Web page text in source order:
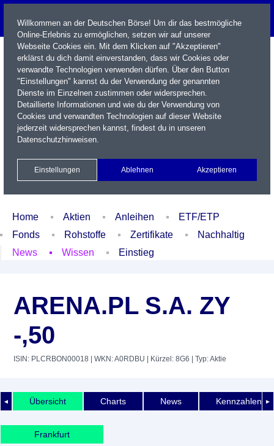
Name / WKN / ISIN / Kürzel
Xetra Realtime
Watchlist Portfolio Login
Home Aktien Anleihen
ETF/ETP
Fonds
Rohstoffe Zertifikate
Nachhaltig
News
Wissen Einstieg
ARENA.PL S.A. ZY
-,50
ISIN: PLCRBON00018 | WKN: A0RDBU | Kürzel: 8G6 | Typ: Aktie
◄ ►
Übersicht Charts News Kennzahlen
Frankfurt
Willkommen an der Deutschen Börse! Um dir das bestmögliche
Online-Erlebnis zu ermöglichen, setzen wir auf unserer
Webseite Cookies ein. Mit dem Klicken auf "Akzeptieren"
erklärst du dich damit einverstanden, dass wir Cookies oder
verwandte Technologien verwenden dürfen. Über den Button
"Einstellungen" kannst du der Verwendung der genannten
Dienste im Einzelnen zustimmen oder widersprechen.
Detaillierte Informationen und wie du der Verwendung von
Cookies und verwandten Technologien auf dieser Website
jederzeit widersprechen kannst, findest du in unseren
Datenschutzhinweisen.
Einstellungen Ablehnen Akzeptieren